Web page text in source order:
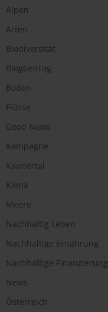
Alpen
Arten
Biodiversität
Blogbeitrag
Boden
Flüsse
Good News
Kampagne
Kaunertal
Klima
Meere
Nachhaltig Leben
Nachhaltige Ernährung
Nachhaltige Finanzierung
News
Österreich